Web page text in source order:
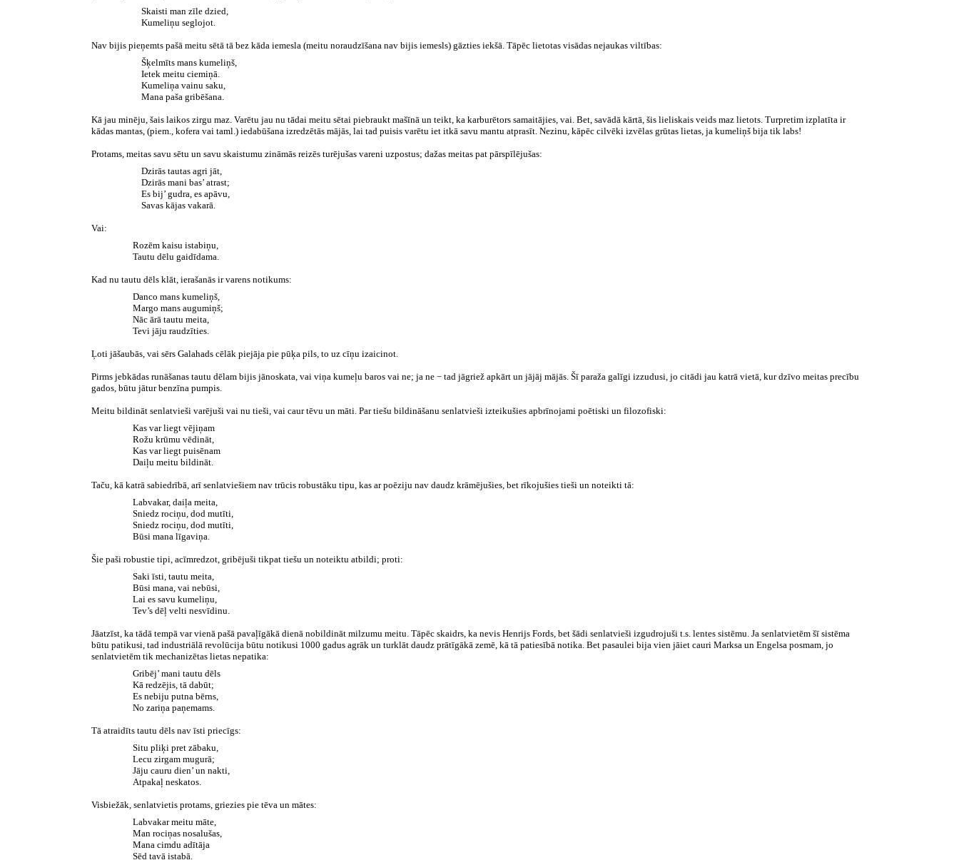
Skaisti man zīle dzied,
Kumeliņu seglojot.
Nav bijis pieņemts pašā meitu sētā tā bez kāda iemesla (meitu noraudzīšana nav bijis iemesls) gāzties iekšā. Tāpēc lietotas visādas nejaukas viltības:
Šķelmīts mans kumeliņš,
Ietek meitu ciemiņā.
Kumeliņa vainu saku,
Mana paša gribēšana.
Kā jau minēju, šais laikos zirgu maz. Varētu jau nu tādai meitu sētai piebraukt mašīnā un teikt, ka karburētors samaitājies, vai. Bet, savādā kārtā, šis lieliskais veids maz lietots. Turpretim izplatīta ir
kādas mantas, (piem., kofera vai taml.) iedabūšana izredzētās mājās, lai tad puisis varētu iet itkā savu mantu atprasīt. Nezinu, kāpēc cilvēki izvēlas grūtas lietas, ja kumeliņš bija tik labs!
Protams, meitas savu sētu un savu skaistumu zināmās reizēs turējušas vareni uzpostus; dažas meitas pat pārspīlējušas:
Dzirās tautas agri jāt,
Dzirās mani bas’ atrast;
Es bij’ gudra, es apāvu,
Savas kājas vakarā.
Vai:
Rozēm kaisu istabiņu,
Tautu dēlu gaidīdama.
Kad nu tautu dēls klāt, ierašanās ir varens notikums:
Danco mans kumeliņš,
Margo mans augumiņš;
Nāc ārā tautu meita,
Tevi jāju raudzīties.
Ļoti jāšaubās, vai sērs Galahads cēlāk piejāja pie pūķa pils, to uz cīņu izaicinot.
Pirms jebkādas runāšanas tautu dēlam bijis jānoskata, vai viņa kumeļu baros vai ne; ja ne − tad jāgriež apkārt un jājāj mājās. Šī paraža galīgi izzudusi, jo citādi jau katrā vietā, kur dzīvo meitas precību
gados, būtu jātur benzīna pumpis.
Meitu bildināt senlatvieši varējuši vai nu tieši, vai caur tēvu un māti. Par tiešu bildināšanu senlatvieši izteikušies apbrīnojami poētiski un filozofiski:
Kas var liegt vējiņam
Rožu krūmu vēdināt,
Kas var liegt puisēnam
Daiļu meitu bildināt.
Taču, kā katrā sabiedrībā, arī senlatviešiem nav trūcis robustāku tipu, kas ar poēziju nav daudz krāmējušies, bet rīkojušies tieši un noteikti tā:
Labvakar, daiļa meita,
Sniedz rociņu, dod mutīti,
Sniedz rociņu, dod mutīti,
Būsi mana līgaviņa.
Šie paši robustie tipi, acīmredzot, gribējuši tikpat tiešu un noteiktu atbildi; proti:
Saki īsti, tautu meita,
Būsi mana, vai nebūsi,
Lai es savu kumeliņu,
Tev’s dēļ velti nesvīdinu.
Jāatzīst, ka tādā tempā var vienā pašā pavaļīgākā dienā nobildināt milzumu meitu. Tāpēc skaidrs, ka nevis Henrijs Fords, bet šādi senlatvieši izgudrojuši t.s. lentes sistēmu. Ja senlatvietēm šī sistēma
būtu patikusi, tad industriālā revolūcija būtu notikusi 1000 gadus agrāk un turklāt daudz prātīgākā zemē, kā tā patiesībā notika. Bet pasaulei bija vien jāiet cauri Marksa un Engelsa posmam, jo
senlatvietēm tik mechanizētas lietas nepatika:
Gribēj’ mani tautu dēls
Kā redzējis, tā dabūt;
Es nebiju putna bērns,
No zariņa paņemams.
Tā atraidīts tautu dēls nav īsti priecīgs:
Situ pliķi pret zābaku,
Lecu zirgam mugurā;
Jāju cauru dien’ un nakti,
Atpakaļ neskatos.
Visbiežāk, senlatvietis protams, griezies pie tēva un mātes:
Labvakar meitu māte,
Man rociņas nosalušas,
Mana cimdu adītāja
Sēd tavā istabā.